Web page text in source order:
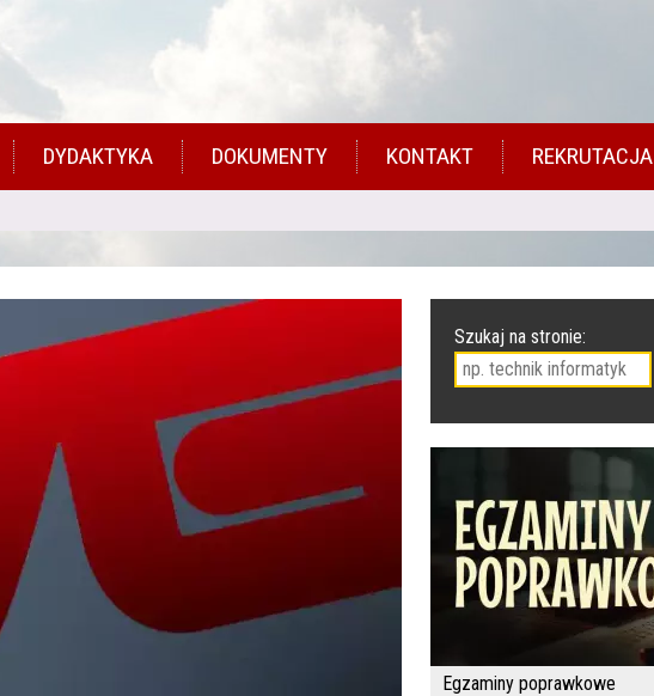
DYDAKTYKA DOKUMENTY KONTAKT REKRUTACJA
Szukaj na stronie:
Egzaminy poprawkowe